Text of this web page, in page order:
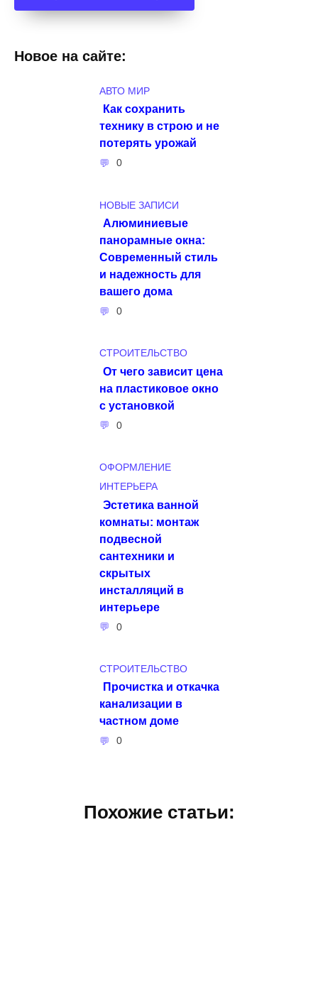
Новое на сайте:
АВТО МИР
Как сохранить
технику в строю и не
потерять урожай
0
НОВЫЕ ЗАПИСИ
Алюминиевые
панорамные окна:
Современный стиль
и надежность для
вашего дома
0
СТРОИТЕЛЬСТВО
От чего зависит цена
на пластиковое окно
с установкой
0
ОФОРМЛЕНИЕ
ИНТЕРЬЕРА
Эстетика ванной
комнаты: монтаж
подвесной
сантехники и
скрытых
инсталляций в
интерьере
0
СТРОИТЕЛЬСТВО
Прочистка и откачка
канализации в
частном доме
0
Похожие статьи: